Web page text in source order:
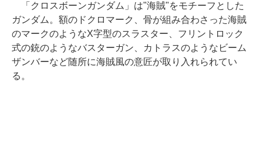
「クロスボーンガンダム」は"海賊"をモチーフとした
ガンダム。額のドクロマーク、骨が組み合わさった海賊
のマークのようなX字型のスラスター、フリントロック
式の銃のようなバスターガン、カトラスのようなビーム
ザンバーなど随所に海賊風の意匠が取り入れられてい
る。